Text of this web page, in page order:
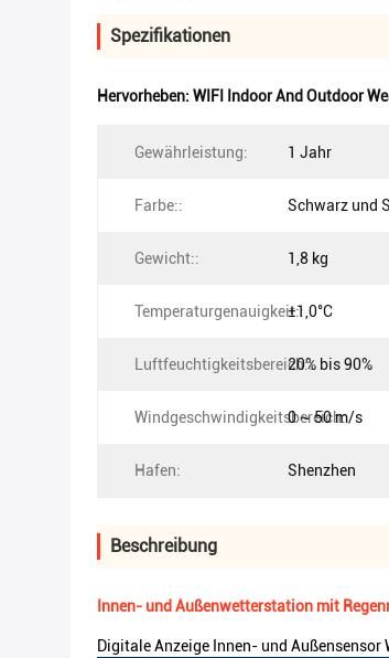
Spezifikationen
Hervorheben: WIFI Indoor And Outdoor
Gewährleistung: 1 Jahr
Farbe:: Schwarz und
Gewicht:: 1,8 kg
Temperaturgenauigkeit::±1,0°C
Luftfeuchtigkeitsbereich::20% bis 90%
Windgeschwindigkeitsbereich:
0 ~ 50 m/s
Hafen: Shenzhen
Beschreibung
Innen- und Außenwetterstation mit
Digitale Anzeige Innen- und